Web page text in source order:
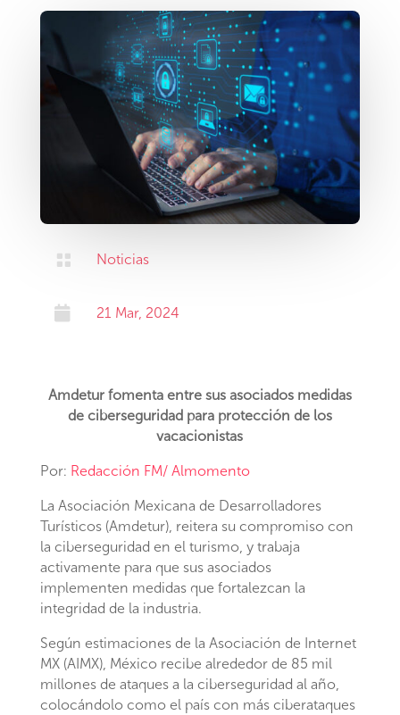
 Noticias
 21 Mar, 2024
Amdetur fomenta entre sus asociados medidas
de ciberseguridad para protección de los
vacacionistas
Por: Redacción FM/ Almomento
La Asociación Mexicana de Desarrolladores
Turísticos (Amdetur), reitera su compromiso con
la ciberseguridad en el turismo, y trabaja
activamente para que sus asociados
implementen medidas que fortalezcan la
integridad de la industria.
Según estimaciones de la Asociación de Internet
MX (AIMX), México recibe alrededor de 85 mil
millones de ataques a la ciberseguridad al año,
colocándolo como el país con más ciberataques